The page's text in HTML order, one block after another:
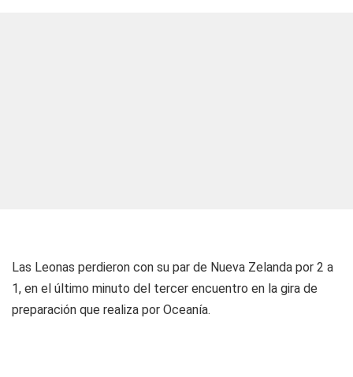
Las Leonas perdieron con su par de Nueva Zelanda por 2 a
1, en el último minuto del tercer encuentro en la gira de
preparación que realiza por Oceanía.